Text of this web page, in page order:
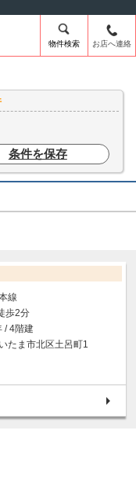
物件検索 お店へ連絡
条件を保存
線
歩2分
/ 4階建
たま市北区土呂町1